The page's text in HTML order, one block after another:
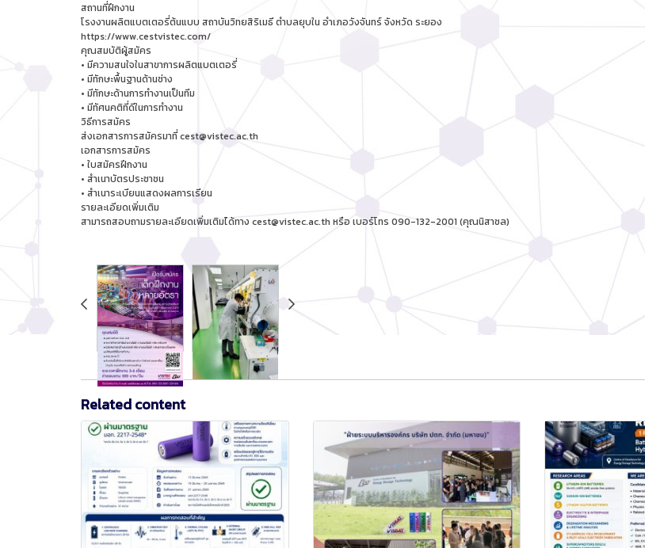
สถานที่ฝึกงาน
โรงงานผลิตแบตเตอรี่ต้นแบบ สถาบันวิทยสิริเมธี ตำบลยุบใน อำเภอวังจันทร์ จังหวัด ระยอง
https://www.cestvistec.com/
คุณสมบัติผู้สมัคร
• มีความสนใจในสาขาการผลิตแบตเตอรี่
• มีทักษะพื้นฐานด้านช่าง
• มีทักษะด้านการทำงานเป็นทีม
• มีทัศนคติที่ดีในการทำงาน
วิธีการสมัคร
ส่งเอกสารการสมัครมาที่ cest@vistec.ac.th
เอกสารการสมัคร
• ใบสมัครฝึกงาน
• สำเนาบัตรประชาชน
• สำเนาระเบียนแสดงผลการเรียน
รายละเอียดเพิ่มเติม
สามารถสอบถามรายละเอียดเพิ่มเติมได้ทาง cest@vistec.ac.th หรือ เบอร์โทร 090-132-2001 (คุณนิสาชล)
Related content